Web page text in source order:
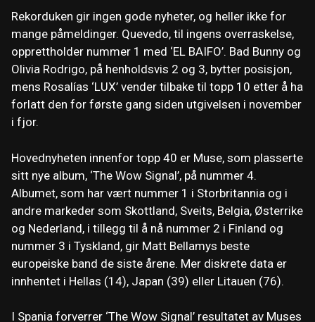
Rekorduken gir ingen gode nyheter, og heller ikke for
mange påmeldinger. Quevedo, til ingens overraskelse,
opprettholder nummer 1 med ‘EL BAIFO’. Bad Bunny og
Olivia Rodrigo, på henholdsvis 2 og 3, bytter posisjon,
mens Rosalías ‘LUX’ vender tilbake til topp 10 etter å ha
forlatt den for første gang siden utgivelsen i november
i fjor.
Hovednyheten innenfor topp 40 er Muse, som plasserte
sitt nye album, ‘The Wow Signal’, på nummer 4.
Albumet, som har vært nummer 1 i Storbritannia og i
andre markeder som Skottland, Sveits, Belgia, Østerrike
og Nederland, i tillegg til å nå nummer 2 i Finland og
nummer 3 i Tyskland, gir Matt Bellamys beste
europeiske band de siste årene. Mer diskrete data er
innhentet i Hellas (14), Japan (39) eller Litauen (76).
I Spania forverrer ‘The Wow Signal’ resultatet av Muses